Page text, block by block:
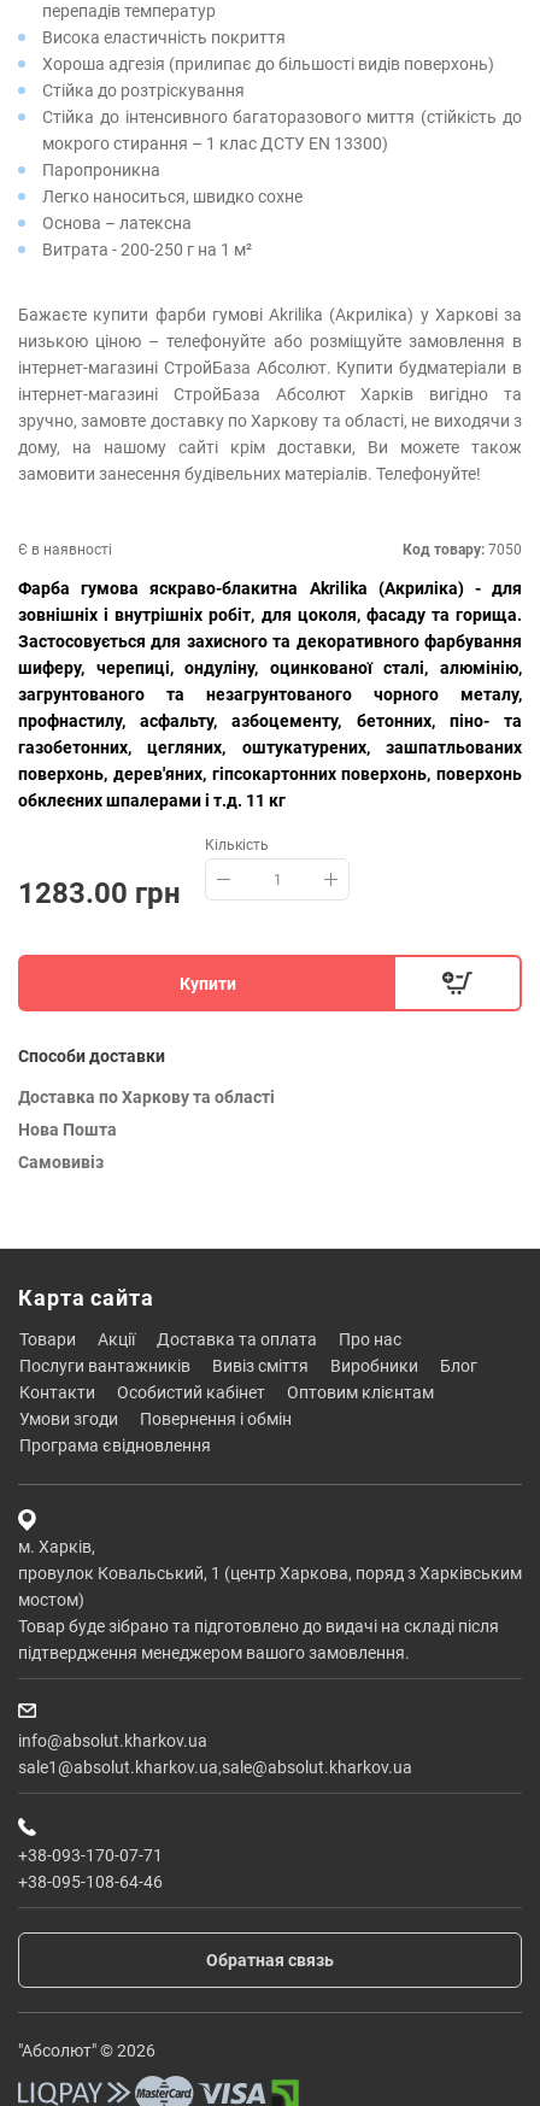
перепадів температур
Висока еластичність покриття
Хороша адгезія (прилипає до більшості видів поверхонь)
Стійка до розтріскування
Стійка до інтенсивного багаторазового миття (стійкість до
мокрого стирання – 1 клас ДСТУ EN 13300)
Паропроникна
Легко наноситься, швидко сохне
Основа – латексна
Витрата - 200-250 г на 1 м²
Бажаєте купити фарби гумові Akrilika (Акриліка) у Харкові за
низькою ціною – телефонуйте або розміщуйте замовлення в
інтернет-магазині СтройБаза Абсолют. Купити будматеріали в
інтернет-магазині СтройБаза Абсолют Харків вигідно та
зручно, замовте доставку по Харкову та області, не виходячи з
дому, на нашому сайті крім доставки, Ви можете також
замовити занесення будівельних матеріалів. Телефонуйте!
Є в наявності Код товару: 7050
Фарба гумова яскраво-блакитна Akrilika (Акриліка) - для
зовнішніх і внутрішніх робіт, для цоколя, фасаду та горища.
Застосовується для захисного та декоративного фарбування
шиферу, черепиці, ондуліну, оцинкованої сталі, алюмінію,
загрунтованого та незагрунтованого чорного металу,
профнастилу, асфальту, азбоцементу, бетонних, піно- та
газобетонних, цегляних, оштукатурених, зашпатльованих
поверхонь, дерев'яних, гіпсокартонних поверхонь, поверхонь
обклеєних шпалерами і т.д. 11 кг
1283.00 грн
Кількість
Купити
Способи доставки
Доставка по Харкову та області
Нова Пошта
Самовивіз
Карта сайта
товари акції доставка та оплата
про нас
послуги вантажників
вивіз сміття виробники
блог
контакти
особистий кабінет
оптовим клієнтам
умови згоди
повернення і обмін
програма євідновлення
м. Харків,
провулок Ковальський, 1 (центр Харкова, поряд з Харківським
мостом)
Товар буде зібрано та підготовлено до видачі на складі після
підтвердження менеджером вашого замовлення.
info@absolut.kharkov.ua
sale1@absolut.kharkov.ua,sale@absolut.kharkov.ua
+38-093-170-07-71
+38-095-108-64-46
Обратная связь
"Абсолют" © 2026